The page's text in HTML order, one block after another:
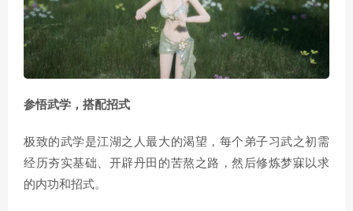
参悟武学，搭配招式
极致的武学是江湖之人最大的渴望，每个弟子习武之初需
经历夯实基础、开辟丹田的苦熬之路，然后修炼梦寐以求
的内功和招式。